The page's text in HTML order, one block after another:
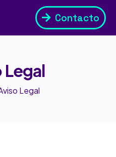
Contacto
Legal
Legal